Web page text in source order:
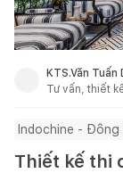
KTS.Văn Tuấn
Tư vấn, thiết
Indochine - Đông
Thiết kế thi